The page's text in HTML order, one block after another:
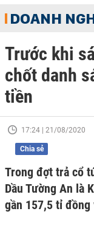
DOANH
Trước khi
chốt danh
tiền
17:24 | 21/08/2020
Chia sẻ
Trong đợt trả cổ
Dầu Tường An là
gần 157,5 tỉ